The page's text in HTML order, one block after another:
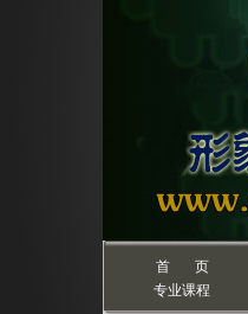
首 页
专业课程